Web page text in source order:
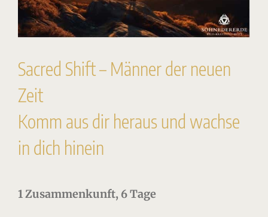
Sacred Shift – Männer der neuen
Zeit
Komm aus dir heraus und wachse
in dich hinein
1 Zusammenkunft, 6 Tage